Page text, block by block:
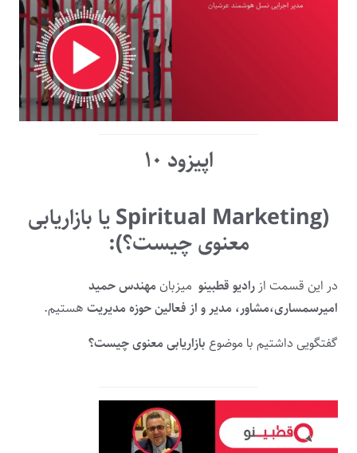
اپیزود ۱۰
(
Spiritual Marketing یا بازاریابی
معنوی چیست؟):
در این قسمت از رادیو قطبینو میزبان مهندس حمید
امیرسمساری،مشاور، مدیر و از فعالین حوزه مدیریت هستیم.
گفتگویی داشتیم با موضوع بازاریابی معنوی چیست؟